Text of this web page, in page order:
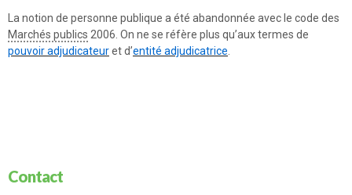
La notion de personne publique a été abandonnée avec le code des
Marchés publics 2006. On ne se réfère plus qu’aux termes de
pouvoir adjudicateuret d’entité adjudicatrice
Contact